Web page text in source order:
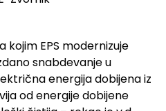
kojim EPS modernizuje
snabdevanje u
energija dobijena iz
od energije dobijene